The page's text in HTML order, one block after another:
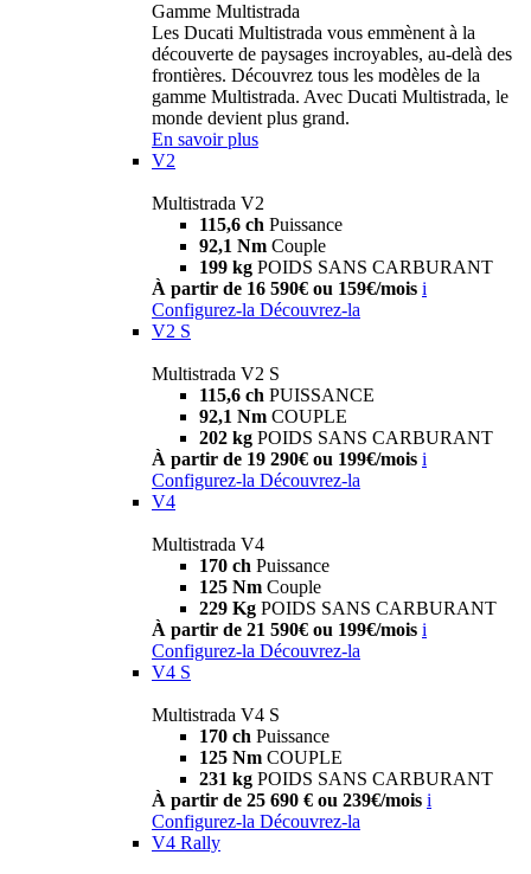
Gamme Multistrada
Les Ducati Multistrada vous emmènent à la
découverte de paysages incroyables, au-delà des
frontières. Découvrez tous les modèles de la
gamme Multistrada. Avec Ducati Multistrada, le
monde devient plus grand.
En savoir plus
V2
Multistrada V2
115,6 ch Puissance
92,1 Nm Couple
199 kg POIDS SANS CARBURANT
À partir de 16 590€ ou 159€/mois i
Configurez-la Découvrez-la
V2 S
Multistrada V2 S
115,6 ch PUISSANCE
92,1 Nm COUPLE
202 kg POIDS SANS CARBURANT
À partir de 19 290€ ou 199€/mois i
Configurez-la Découvrez-la
V4
Multistrada V4
170 ch Puissance
125 Nm Couple
229 Kg POIDS SANS CARBURANT
À partir de 21 590€ ou 199€/mois i
Configurez-la Découvrez-la
V4 S
Multistrada V4 S
170 ch Puissance
125 Nm COUPLE
231 kg POIDS SANS CARBURANT
À partir de 25 690 € ou 239€/mois i
Configurez-la Découvrez-la
V4 Rally